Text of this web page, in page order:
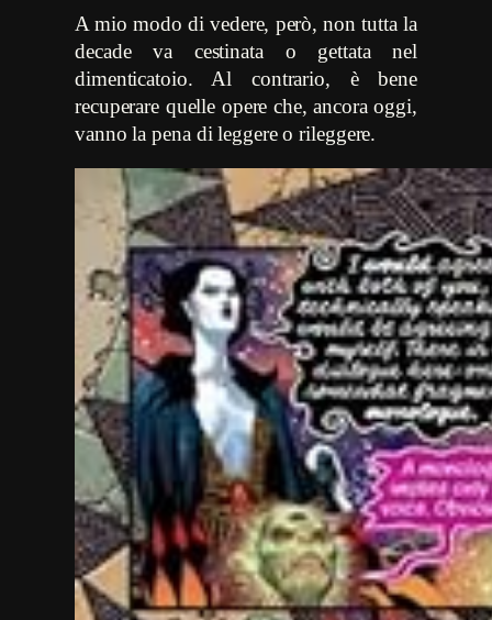
A mio modo di vedere, però, non tutta la
decade va cestinata o gettata nel
dimenticatoio. Al contrario, è bene
recuperare quelle opere che, ancora oggi,
vanno la pena di leggere o rileggere.